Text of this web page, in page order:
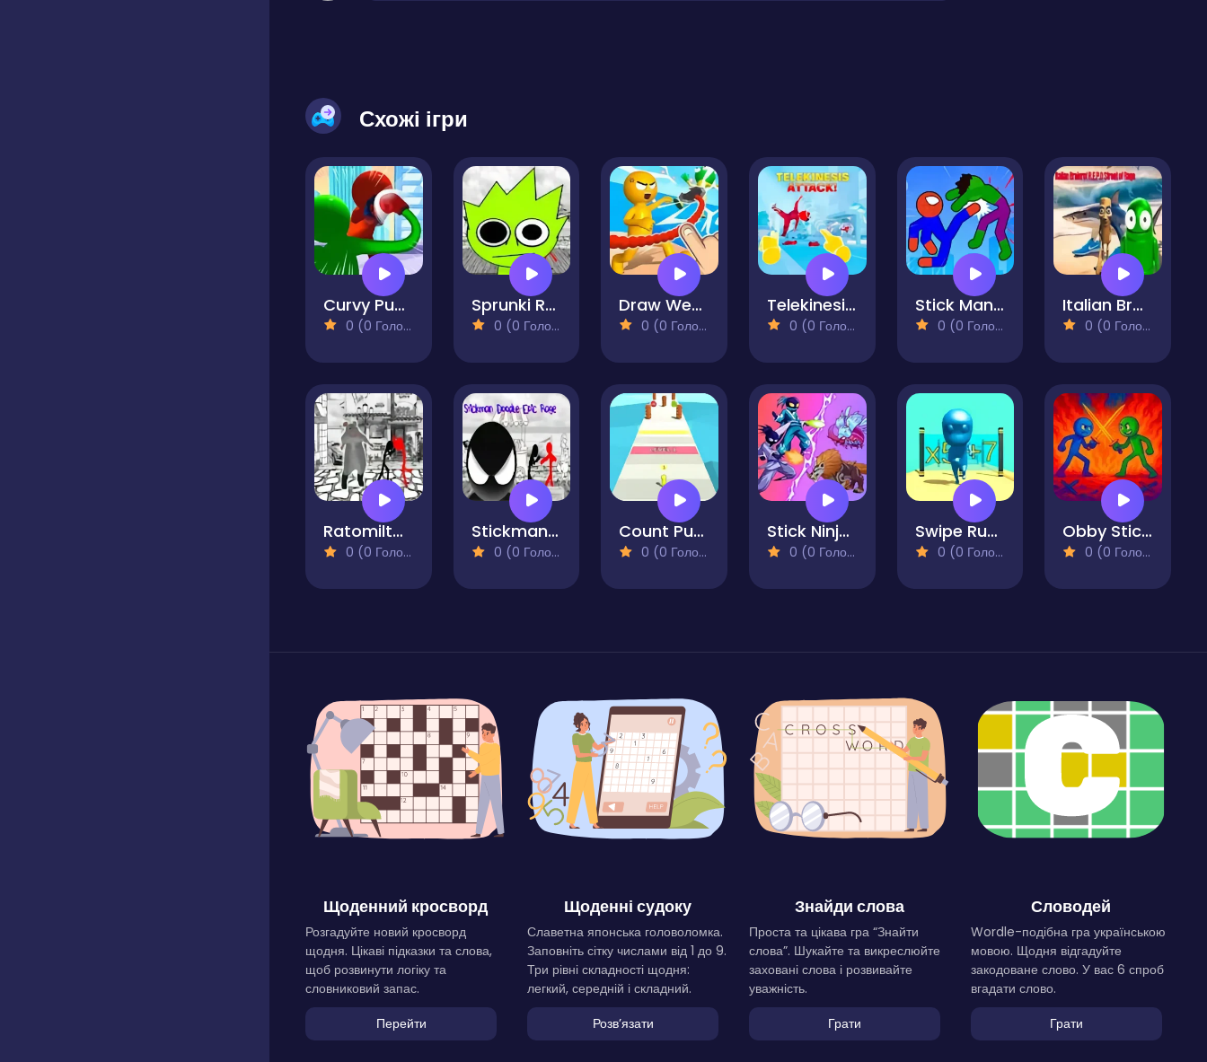
Схожі ігри
Curvy Punch
0 (0 Голосів)
Sprunki Rage Stickman Incredibox
0 (0 Голосів)
Draw Weapon - Fight Party
0 (0 Голосів)
Telekinesis Attack
0 (0 Голосів)
Stick Man Battle Fighting
0 (0 Голосів)
Italian Brainrot R.E.P.O Street of Rage
0 (0 Голосів)
Ratomilton Stickman Bare Knuckle
0 (0 Голосів)
Stickman Doodle Epic Rage
0 (0 Голосів)
Count Pusher
0 (0 Голосів)
Stick Ninja Survival
0 (0 Голосів)
Swipe Rush
0 (0 Голосів)
Obby Stickman - On Swords
0 (0 Голосів)
Щоденний кросворд
Розгадуйте новий кросворд
щодня. Цікаві підказки та слова,
щоб розвинути логіку та
словниковий запас.
Перейти
Щоденні судоку
Славетна японська головоломка.
Заповніть сітку числами від 1 до 9.
Три рівні складності щодня:
легкий, середній і складний.
Розвʼязати
Знайди слова
Проста та цікава гра “Знайти
слова”. Шукайте та викреслюйте
заховані слова і розвивайте
уважність.
Грати
Словодей
Wordle-подібна гра українською
мовою. Щодня відгадуйте
закодоване слово. У вас 6 спроб
вгадати слово.
Грати